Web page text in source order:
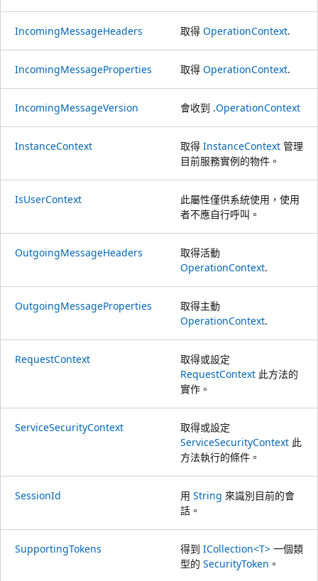
IncomingMessageHeaders 取得 OperationContext.
IncomingMessageProperties 取得 OperationContext.
IncomingMessageVersion 會收到 .OperationContext
InstanceContext 取得 InstanceContext 管理
目前服務實例的物件。
IsUserContext
此屬性僅供系統使用，使用
者不應自行呼叫。
OutgoingMessageHeaders
取得活動
OperationContext.
OutgoingMessageProperties
取得主動
OperationContext.
RequestContext
取得或設定
RequestContext 此方法的
實作。
ServiceSecurityContext
取得或設定
ServiceSecurityContext 此
方法執行的條件。
SessionId 用 String 來識別目前的會
話。
SupportingTokens 得到 ICollection<T> 一個類
型的 SecurityToken 。